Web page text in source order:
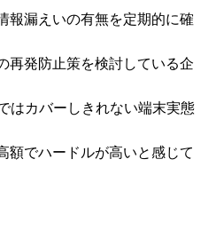
報漏えいの有無を定期的に確
再発防止策を検討している企
はカバーしきれない端末実態
額でハードルが高いと感じて